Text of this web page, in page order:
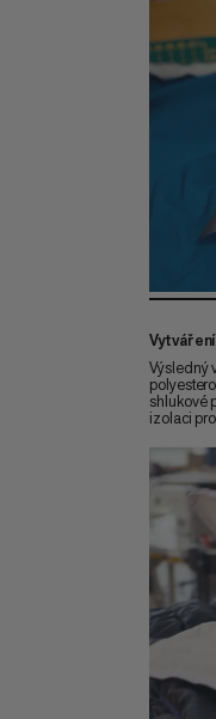
Výsledný
shlukové
izolaci